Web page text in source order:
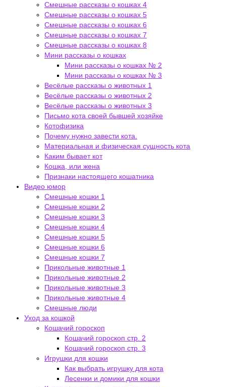
Смешные рассказы о кошках 4
Смешные рассказы о кошках 5
Смешные рассказы о кошках 6
Смешные рассказы о кошках 7
Смешные рассказы о кошках 8
Мини рассказы о кошках
Мини рассказы о кошках № 2
Мини рассказы о кошках № 3
Весёлые рассказы о животных 1
Весёлые рассказы о животных 2
Весёлые рассказы о животных 3
Письмо кота своей бывшей хозяйке
Котофизика
Почему нужно завести кота.
Материальная и физическая сущность кота
Каким бывает кот
Кошка, или жена
Признаки настоящего кошатника
Видео юмор
Смешные кошки 1
Смешные кошки 2
Смешные кошки 3
Смешные кошки 4
Смешные кошки 5
Смешные кошки 6
Смешные кошки 7
Прикольные животные 1
Прикольные животные 2
Прикольные животные 3
Прикольные животные 4
Смешные люди
Уход за кошкой
Кошачий гороскоп
Кошачий гороскоп стр. 2
Кошачий гороскоп стр. 3
Игрушки для кошки
Как выбрать игрушку для кота
Лесенки и домики для кошки